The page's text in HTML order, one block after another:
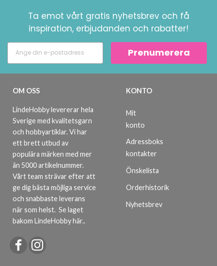
Ta emot vårt gratis nyhetsbrev och få
inspiration, erbjudanden och rabatter!
Prenumerera
OM OSS
LindeHobby levererar hela
Sverige med kvalitetsgarn
och hobbyartiklar. Vi har
ett brett utbud av
populära märken med mer
än 5000 artikelnummer.
Vårt team strävar efter att
ge dig bästa möjliga service
och snabbaste leverans
när som helst. Se laget
bakom LindeHobby här..
KONTO
Mit
konto
Adressboks
kontakter
Önskelista
Orderhistorik
Nyhetsbrev